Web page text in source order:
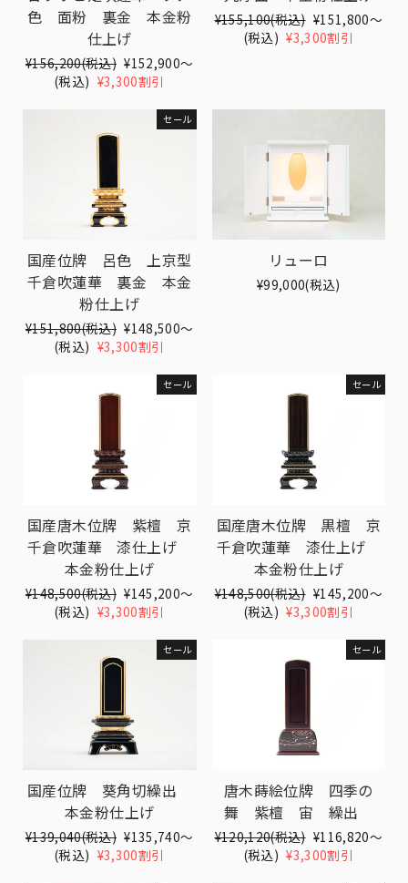
色 面粉 裏金 本金粉
仕上げ
Translation
missing:
¥156,200(税込) Translation
missing:
¥152,900〜
(税込) ¥3,300割引
Translation
missing:
¥155,100(税込) Translation
missing:
¥151,800〜
(税込) ¥3,300割引
セール
国産位牌 呂色 上京型
千倉吹蓮華 裏金 本金
粉仕上げ
Translation
missing:
¥151,800(税込) Translation
missing:
¥148,500〜
(税込) ¥3,300割引
リューロ
¥99,000(税込)
セール
国産唐木位牌 紫檀 京
千倉吹蓮華 漆仕上げ
本金粉仕上げ
Translation
missing:
¥148,500(税込) Translation
missing:
¥145,200〜
(税込) ¥3,300割引
セール
国産唐木位牌 黒檀 京
千倉吹蓮華 漆仕上げ
本金粉仕上げ
Translation
missing:
¥148,500(税込) Translation
missing:
¥145,200〜
(税込) ¥3,300割引
セール
国産位牌 葵角切繰出
本金粉仕上げ
Translation
missing:
¥139,040(税込) Translation
missing:
¥135,740〜
(税込) ¥3,300割引
セール
唐木蒔絵位牌 四季の
舞 紫檀 宙 繰出
Translation
missing:
¥120,120(税込) Translation
missing:
¥116,820〜
(税込) ¥3,300割引